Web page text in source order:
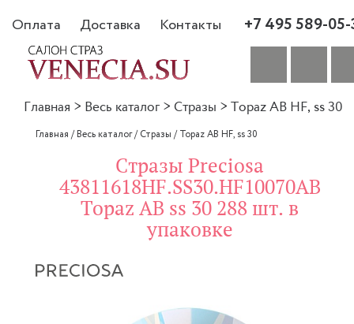
Оплата Доставка Контакты +7 495 589-
Главная > Весь каталог > Стразы > Topaz AB HF, ss 30
Главная /Весь каталог/Стразы /Topaz AB HF, ss 30
Стразы Preciosa
43811618HF.SS30.HF10070AB
Topaz AB ss 30 288 шт. в
упаковке